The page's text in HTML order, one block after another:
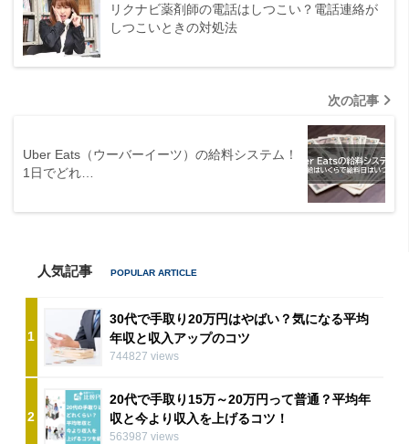
リクナビ薬剤師の電話はしつこい？電話連絡が
しつこいときの対処法
次の記事
Uber Eats（ウーバーイーツ）の給料システム！
1日でどれ…
人気記事
1
30代で手取り20万円はやばい？気になる平均
年収と収入アップのコツ
744827 views
2
20代で手取り15万～20万円って普通？平均年
収と今より収入を上げるコツ！
563987 views